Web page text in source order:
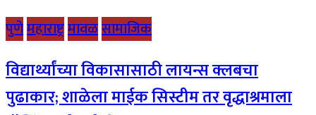
पुणेमहाराष्ट्रमावळसामाजिक
विद्यार्थ्यांच्या विकासासाठी लायन्स क्लबचा
पुढाकार; शाळेला माईक सिस्टीम तर वृद्धाश्रमाला